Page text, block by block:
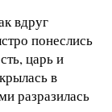
вдруг
понеслись
царь и
в
разразилась